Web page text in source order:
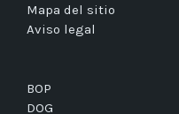
Mapa del sitio
Aviso legal
BOP
DOG